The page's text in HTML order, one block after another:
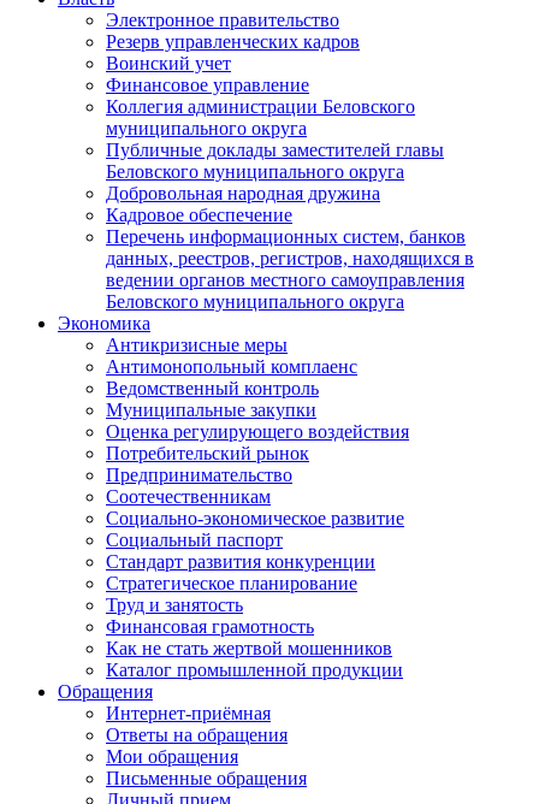
Электронное правительство
Резерв управленческих кадров
Воинский учет
Финансовое управление
Коллегия администрации Беловского
муниципального округа
Публичные доклады заместителей главы
Беловского муниципального округа
Добровольная народная дружина
Кадровое обеспечение
Перечень информационных систем, банков
данных, реестров, регистров, находящихся в
ведении органов местного самоуправления
Беловского муниципального округа
Экономика
Антикризисные меры
Антимонопольный комплаенс
Ведомственный контроль
Муниципальные закупки
Оценка регулирующего воздействия
Потребительский рынок
Предпринимательство
Соотечественникам
Социально-экономическое развитие
Социальный паспорт
Стандарт развития конкуренции
Стратегическое планирование
Труд и занятость
Финансовая грамотность
Как не стать жертвой мошенников
Каталог промышленной продукции
Обращения
Интернет-приёмная
Ответы на обращения
Мои обращения
Письменные обращения
Личный прием